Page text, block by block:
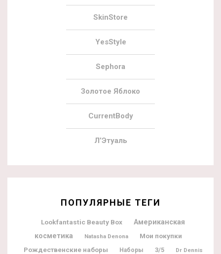
SkinStore
YesStyle
Sephora
Золотое Яблоко
CurrentBody
Л’Этуаль
ПОПУЛЯРНЫЕ ТЕГИ
Lookfantastic Beauty Box
Американская
косметика
Natasha Denona
Мои покупки
Рождественские наборы
Наборы 3/5
Dr Dennis